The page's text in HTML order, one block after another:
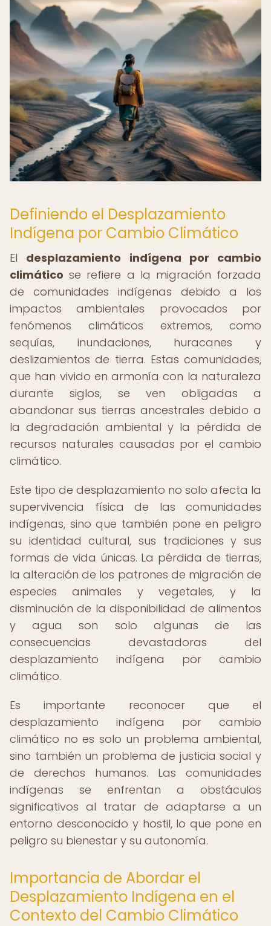
Definiendo el Desplazamiento
Indígena por Cambio Climático
El desplazamiento indígena por cambio
climático se refiere a la migración forzada
de comunidades indígenas debido a los
impactos ambientales provocados por
fenómenos climáticos extremos, como
sequías, inundaciones, huracanes y
deslizamientos de tierra. Estas comunidades,
que han vivido en armonía con la naturaleza
durante siglos, se ven obligadas a
abandonar sus tierras ancestrales debido a
la degradación ambiental y la pérdida de
recursos naturales causadas por el cambio
climático.
Este tipo de desplazamiento no solo afecta la
supervivencia física de las comunidades
indígenas, sino que también pone en peligro
su identidad cultural, sus tradiciones y sus
formas de vida únicas. La pérdida de tierras,
la alteración de los patrones de migración de
especies animales y vegetales, y la
disminución de la disponibilidad de alimentos
y agua son solo algunas de las
consecuencias devastadoras del
desplazamiento indígena por cambio
climático.
Es importante reconocer que el
desplazamiento indígena por cambio
climático no es solo un problema ambiental,
sino también un problema de justicia social y
de derechos humanos. Las comunidades
indígenas se enfrentan a obstáculos
significativos al tratar de adaptarse a un
entorno desconocido y hostil, lo que pone en
peligro su bienestar y su autonomía.
Importancia de Abordar el
Desplazamiento Indígena en el
Contexto del Cambio Climático